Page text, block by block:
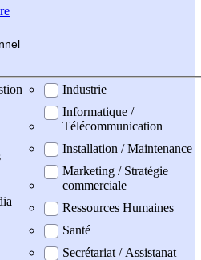
Industrie
Informatique /
Télécommunication
Installation / Maintenance
Marketing / Stratégie
commerciale
Ressources Humaines
Santé
Secrétariat / Assistanat